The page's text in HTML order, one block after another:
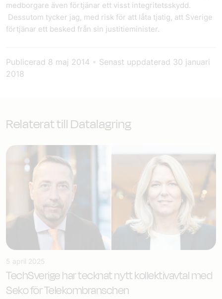
medborgare även förtjänar ett visst integritetsskydd.
Dessutom tycker jag, med risk för att låta tjatig, att Sverige
förtjänar ett besked från sin justitieminister.
Publicerad 8 maj 2014 • Senast uppdaterad 30 januari
2018
Relaterat till Datalagring
5 april 2025
TechSverige har tecknat nytt kollektivavtal med
Seko för Telekombranschen